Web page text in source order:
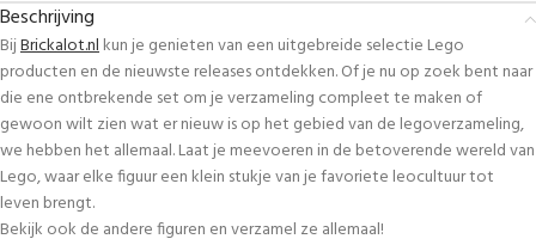
Beschrijving
BijBrickalot.nlkun je genieten van een uitgebreide selectie Lego
producten en de nieuwste releases ontdekken. Of je nu op zoek bent naar
die ene ontbrekende set om je verzameling compleet te maken of
gewoon wilt zien wat er nieuw is op het gebied van de legoverzameling,
we hebben het allemaal. Laat je meevoeren in de betoverende wereld van
Lego, waar elke figuur een klein stukje van je favoriete leocultuur tot
leven brengt.
Bekijk ook de andere figuren en verzamel ze allemaal!